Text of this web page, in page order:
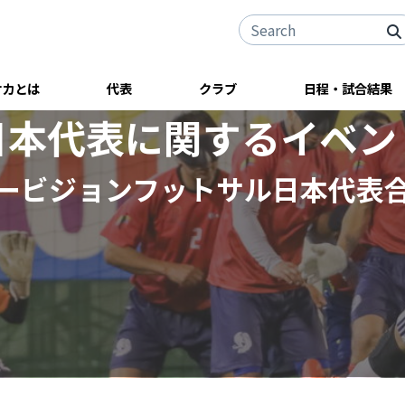
とは 代表 クラブ 日程・試合結果
代表に関するイベ
ビジョンフットサル日本代表